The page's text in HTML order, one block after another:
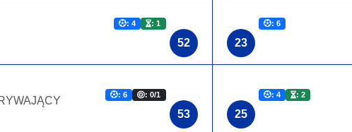
: 4 : 1
52
: 6 : 0/1
53
23
: 6
25
: 4 : 2